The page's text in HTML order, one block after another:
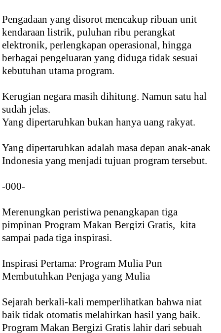
Pengadaan yang disorot mencakup ribuan unit
kendaraan listrik, puluhan ribu perangkat
elektronik, perlengkapan operasional, hingga
berbagai pengeluaran yang diduga tidak sesuai
kebutuhan utama program.
Kerugian negara masih dihitung. Namun satu hal
sudah jelas.
Yang dipertaruhkan bukan hanya uang rakyat.
Yang dipertaruhkan adalah masa depan anak-anak
Indonesia yang menjadi tujuan program tersebut.
-000-
Merenungkan peristiwa penangkapan tiga
pimpinan Program Makan Bergizi Gratis, kita
sampai pada tiga inspirasi.
Inspirasi Pertama: Program Mulia Pun
Membutuhkan Penjaga yang Mulia
Sejarah berkali-kali memperlihatkan bahwa niat
baik tidak otomatis melahirkan hasil yang baik.
Program Makan Bergizi Gratis lahir dari sebuah